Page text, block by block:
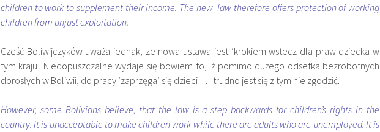
children to work to supplement their income. The new law therefore offers protection of working
children from unjust exploitation.
Cześć Boliwijczyków uważa jednak, ze nowa ustawa jest ‘krokiem wstecz dla praw dziecka w
tym kraju’. Niedopuszczalne wydaje się bowiem to, iż pomimo dużego odsetka bezrobotnych
dorosłych w Boliwii, do pracy ‘zaprzęga’ się dzieci… I trudno jest się z tym nie zgodzić.
However, some Bolivians believe, that the law is a step backwards for children’s rights in the
country. It is unacceptable to make children work while there are adults who are unemployed. It is